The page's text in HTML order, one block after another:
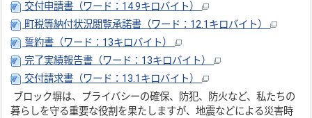
交付申請書（ワード：14.9キロバイト）
町税等納付状況閲覧承諾書（ワード：12.1キロバイト）
誓約書（ワード：13キロバイト）
完了実績報告書（ワード：13キロバイト）
交付請求書（ワード：13.1キロバイト）
ブロック塀は、プライバシーの確保、防犯、防火など、私たちの
暮らしを守る重要な役割を果たしますが、地震などによる災害時